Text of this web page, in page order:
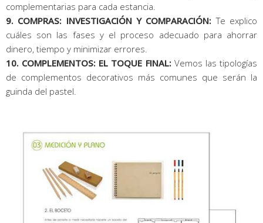
complementarias para cada estancia.
9. COMPRAS: INVESTIGACIÓN Y COMPARACIÓN: Te explico
cuáles son las fases y el proceso adecuado para ahorrar
dinero, tiempo y minimizar errores.
10. COMPLEMENTOS: EL TOQUE FINAL: Vemos las tipologías
de complementos decorativos más comunes que serán la
guinda del pastel.